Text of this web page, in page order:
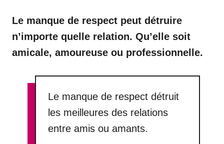
Le manque de respect peut détruire
n’importe quelle relation. Qu’elle soit
amicale, amoureuse ou professionnelle.
Le manque de respect détruit
les meilleures des relations
entre amis ou amants.